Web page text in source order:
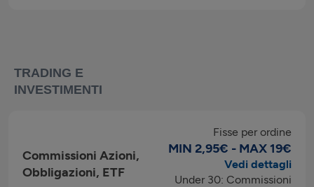
TRADING E
INVESTIMENTI
Commissioni Azioni,
Obbligazioni, ETF
Fisse per ordine
MIN 2,95€ - MAX 19€
Vedi dettagli
Under 30: Commissioni